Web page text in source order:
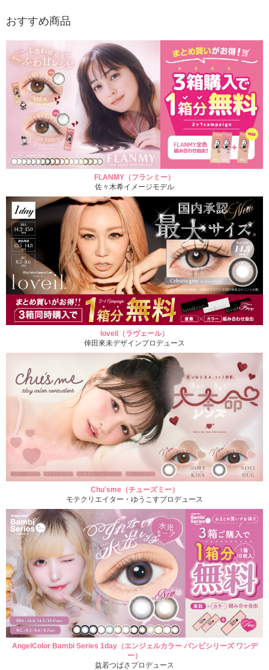
おすすめ商品
FLANMY（フランミー）
佐々木希イメージモデル
loveil（ラヴェール）
倖田來未デザインプロデュース
Chu'sme（チューズミー）
モテクリエイター・ゆうこすプロデュース
AngelColor Bambi Series 1day（エンジェルカラー バンビシリーズ ワンデ
ー）
益若つばさプロデュース